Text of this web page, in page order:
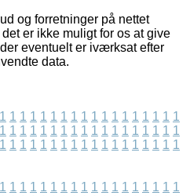
og forretninger på nettet
er ikke muligt for os at give
eventuelt er iværksat efter
data.
1 1 1 1 1 1 1 1 1 1 1 1 1 1 1 1 1 1
1 1 1 1 1 1 1 1 1 1 1 1 1 1 1 1 1 1
1 1 1 1 1 1 1 1 1 1 1 1 1 1 1 1 1 1
1 1 1 1 1 1 1 1 1 1 1 1 1 1 1 1 1 1